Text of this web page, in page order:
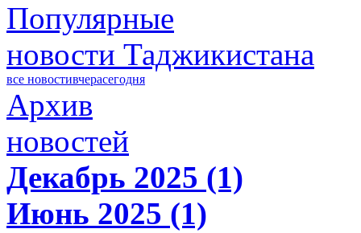
Популярные
новости Таджикистана
все новостивчерасегодня
Архив
новостей
Декабрь 2025 (1)
Июнь 2025 (1)